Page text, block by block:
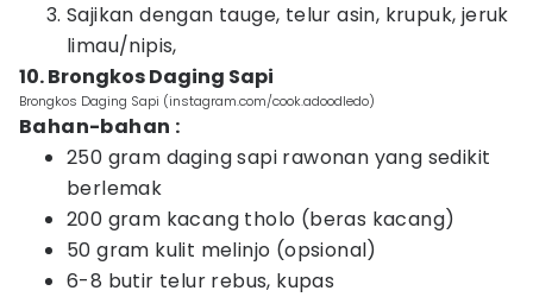
Sajikan dengan tauge, telur asin, krupuk, jeruk
limau/nipis,
10. Brongkos Daging Sapi
Brongkos Daging Sapi (instagram.com/cook.adoodledo)
Bahan-bahan :
250 gram daging sapi rawonan yang sedikit
berlemak
200 gram kacang tholo (beras kacang)
50 gram kulit melinjo (opsional)
6-8 butir telur rebus, kupas